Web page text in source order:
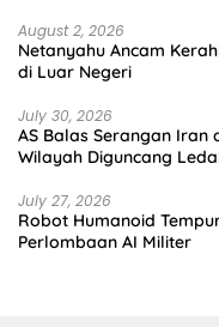
August 2, 2026
Netanyahu Ancam
di Luar Negeri
July 30, 2026
AS Balas Serangan Iran
Wilayah Diguncang
July 27, 2026
Robot Humanoid
Perlombaan AI Militer